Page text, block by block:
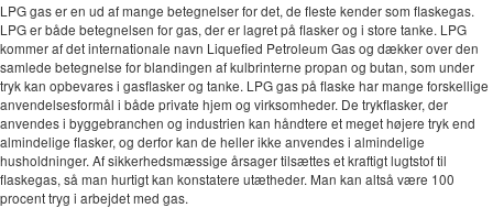
LPG gas er en ud af mange betegnelser for det, de fleste kender som flaskegas.
LPG er både betegnelsen for gas, der er lagret på flasker og i store tanke. LPG
kommer af det internationale navn Liquefied Petroleum Gas og dækker over den
samlede betegnelse for blandingen af kulbrinterne propan og butan, som under
tryk kan opbevares i gasflasker og tanke. LPG gas på flaske har mange forskellige
anvendelsesformål i både private hjem og virksomheder. De trykflasker, der
anvendes i byggebranchen og industrien kan håndtere et meget højere tryk end
almindelige flasker, og derfor kan de heller ikke anvendes i almindelige
husholdninger. Af sikkerhedsmæssige årsager tilsættes et kraftigt lugtstof til
flaskegas, så man hurtigt kan konstatere utætheder. Man kan altså være 100
procent tryg i arbejdet med gas.